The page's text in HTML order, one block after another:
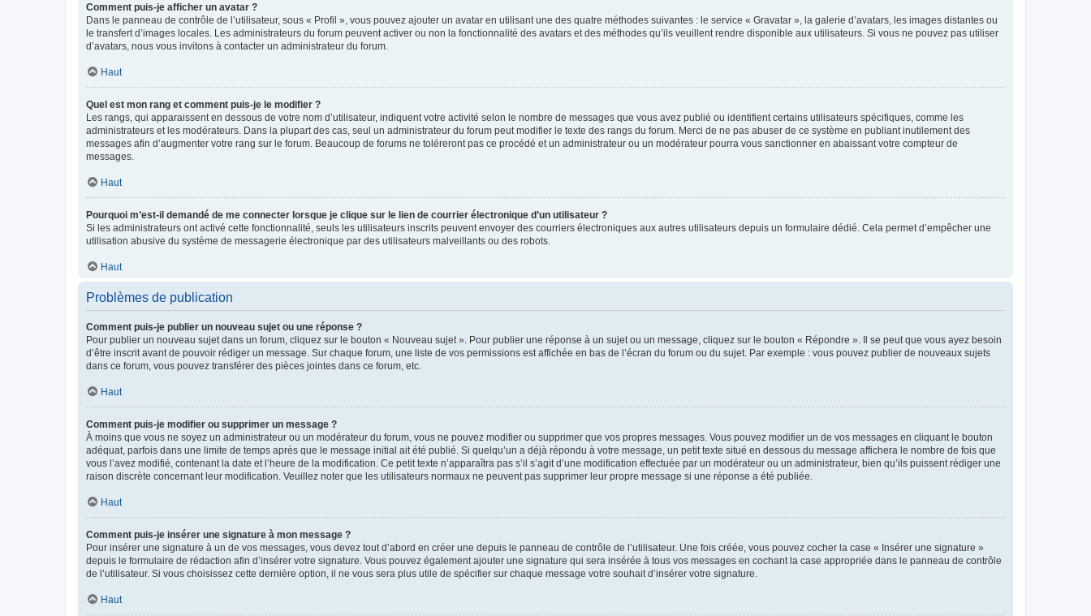
Comment puis-je afficher un avatar ?
Dans le panneau de contrôle de l’utilisateur, sous « Profil », vous pouvez ajouter un avatar en utilisant une des quatre méthodes suivantes : le service « Gravatar », la galerie d’avatars, les images distantes ou
le transfert d’images locales. Les administrateurs du forum peuvent activer ou non la fonctionnalité des avatars et des méthodes qu’ils veuillent rendre disponible aux utilisateurs. Si vous ne pouvez pas utiliser
d’avatars, nous vous invitons à contacter un administrateur du forum.
Haut
Quel est mon rang et comment puis-je le modifier ?
Les rangs, qui apparaissent en dessous de votre nom d’utilisateur, indiquent votre activité selon le nombre de messages que vous avez publié ou identifient certains utilisateurs spécifiques, comme les
administrateurs et les modérateurs. Dans la plupart des cas, seul un administrateur du forum peut modifier le texte des rangs du forum. Merci de ne pas abuser de ce système en publiant inutilement des
messages afin d’augmenter votre rang sur le forum. Beaucoup de forums ne toléreront pas ce procédé et un administrateur ou un modérateur pourra vous sanctionner en abaissant votre compteur de
messages.
Haut
Pourquoi m’est-il demandé de me connecter lorsque je clique sur le lien de courrier électronique d’un utilisateur ?
Si les administrateurs ont activé cette fonctionnalité, seuls les utilisateurs inscrits peuvent envoyer des courriers électroniques aux autres utilisateurs depuis un formulaire dédié. Cela permet d’empêcher une
utilisation abusive du système de messagerie électronique par des utilisateurs malveillants ou des robots.
Haut
Problèmes de publication
Comment puis-je publier un nouveau sujet ou une réponse ?
Pour publier un nouveau sujet dans un forum, cliquez sur le bouton « Nouveau sujet ». Pour publier une réponse à un sujet ou un message, cliquez sur le bouton « Répondre ». Il se peut que vous ayez besoin
d’être inscrit avant de pouvoir rédiger un message. Sur chaque forum, une liste de vos permissions est affichée en bas de l’écran du forum ou du sujet. Par exemple : vous pouvez publier de nouveaux sujets
dans ce forum, vous pouvez transférer des pièces jointes dans ce forum, etc.
Haut
Comment puis-je modifier ou supprimer un message ?
À moins que vous ne soyez un administrateur ou un modérateur du forum, vous ne pouvez modifier ou supprimer que vos propres messages. Vous pouvez modifier un de vos messages en cliquant le bouton
adéquat, parfois dans une limite de temps après que le message initial ait été publié. Si quelqu’un a déjà répondu à votre message, un petit texte situé en dessous du message affichera le nombre de fois que
vous l’avez modifié, contenant la date et l’heure de la modification. Ce petit texte n’apparaîtra pas s’il s’agit d’une modification effectuée par un modérateur ou un administrateur, bien qu’ils puissent rédiger une
raison discrète concernant leur modification. Veuillez noter que les utilisateurs normaux ne peuvent pas supprimer leur propre message si une réponse a été publiée.
Haut
Comment puis-je insérer une signature à mon message ?
Pour insérer une signature à un de vos messages, vous devez tout d’abord en créer une depuis le panneau de contrôle de l’utilisateur. Une fois créée, vous pouvez cocher la case « Insérer une signature »
depuis le formulaire de rédaction afin d’insérer votre signature. Vous pouvez également ajouter une signature qui sera insérée à tous vos messages en cochant la case appropriée dans le panneau de contrôle
de l’utilisateur. Si vous choisissez cette dernière option, il ne vous sera plus utile de spécifier sur chaque message votre souhait d’insérer votre signature.
Haut